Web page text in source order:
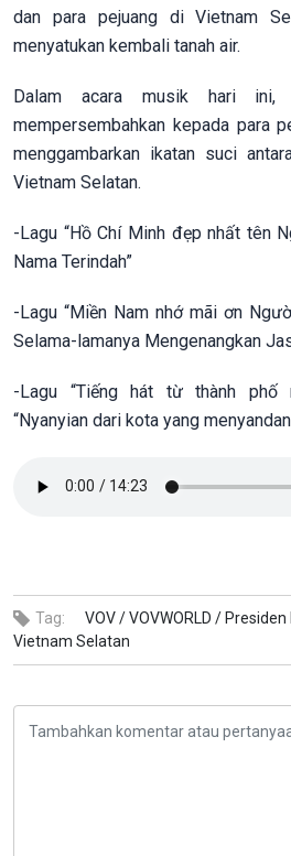
dan para pejuang di Vietnam
menyatukan kembali tanah air.
Dalam acara musik hari ini,
mempersembahkan kepada para
menggambarkan ikatan suci
Vietnam Selatan.
-Lagu “Hồ Chí Minh đẹp nhất tên
Nama Terindah”
-Lagu “Miền Nam nhớ mãi ơn
Selama-lamanya Mengenangkan
-Lagu “Tiếng hát từ thành phố
“Nyanyian dari kota yang
Tag: VOV /VOVWORLD / Presiden
Vietnam Selatan